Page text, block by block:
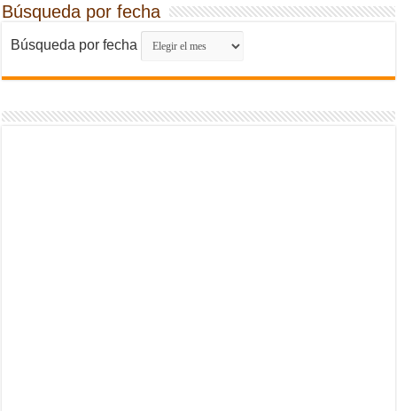
Búsqueda por fecha
Búsqueda por fecha